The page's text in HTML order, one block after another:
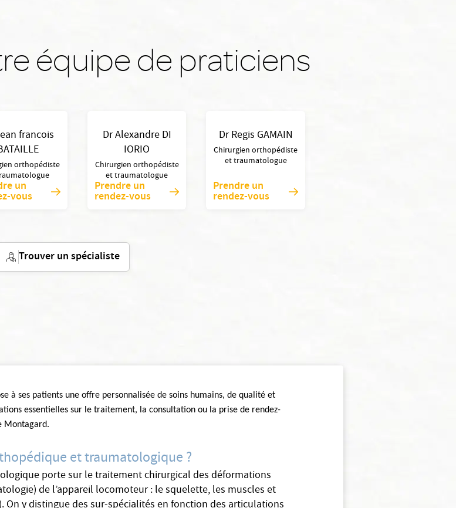
équipe de praticiens
francois
orthopédiste
un
vous
Dr Alexandre DI
IORIO
Chirurgien orthopédiste
et traumatologue
Prendre un
rendez-vous
Dr Regis GAMAIN
Chirurgien orthopédiste
et traumatologue
Prendre un
rendez-vous
Trouver un spécialiste
à ses patients une offre personnalisée de soins humains, de qualité et
essentielles sur le traitement, la consultation ou la prise de rendez-
Montagard.
et traumatologique ?
porte sur le traitement chirurgical des déformations
de l’appareil locomoteur : le squelette, les muscles et